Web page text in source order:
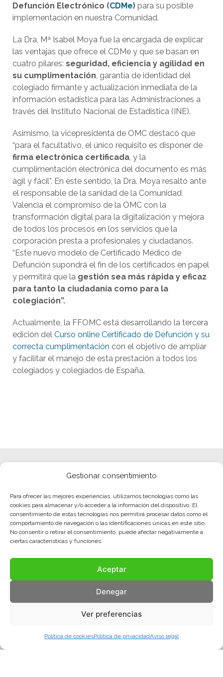
Gestionar consentimiento
Para ofrecer las mejores experiencias, utilizamos tecnologías como las
cookies para almacenar y/o acceder a la información del dispositivo. El
consentimiento de estas tecnologías nos permitirá procesar datos como el
comportamiento de navegación o las identificaciones únicas en este sitio.
No consentir o retirar el consentimiento, puede afectar negativamente a
ciertas características y funciones.
Aceptar
Denegar
Ver preferencias
Política de cookiesPolítica de privacidadAviso legal
Defunción Electrónico (CDMe) para su posible
implementación en nuestra Comunidad.
La Dra, Mª Isabel Moya fue la encargada de explicar
las ventajas que ofrece el CDMe y que se basan en
cuatro pilares: seguridad, eficiencia y agilidad en
su cumplimentación , garantía de identidad del
colegiado firmante y actualización inmediata de la
información estadística para las Administraciones a
través del Instituto Nacional de Estadística (INE).
Asimismo, la vicepresidenta de OMC destacó que
“para el facultativo, el único requisito es disponer de
firma electrónica certificada , y la
cumplimentación electrónica del documento es más
ágil y fácil”. En este sentido, la Dra. Moya resaltó ante
el responsable de la sanidad de la Comunidad
Valencia el compromiso de la OMC con la
transformación digital para la digitalización y mejora
de todos los procesos en los servicios que la
corporación presta a profesionales y ciudadanos.
“Este nuevo modelo de Certificado Médico de
Defunción supondrá el fin de los certificados en papel
y permitirá que la gestión sea más rápida y eficaz
para tanto la ciudadanía como para la
colegiación”.
Actualmente, la FFOMC está desarrollando la tercera
edición del Curso online Certificado de Defunción y su
correcta cumplimentación con el objetivo de ampliar
y facilitar el manejo de esta prestación a todos los
colegiados y colegiados de España.